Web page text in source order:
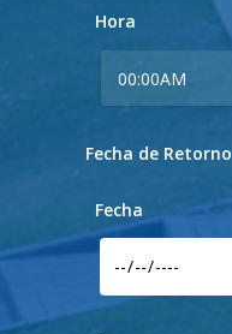
Hora
Fecha de Retorno
Fecha